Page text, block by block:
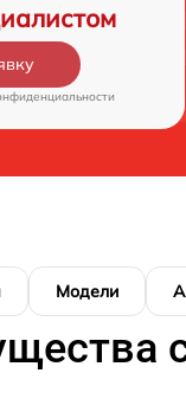
Модели